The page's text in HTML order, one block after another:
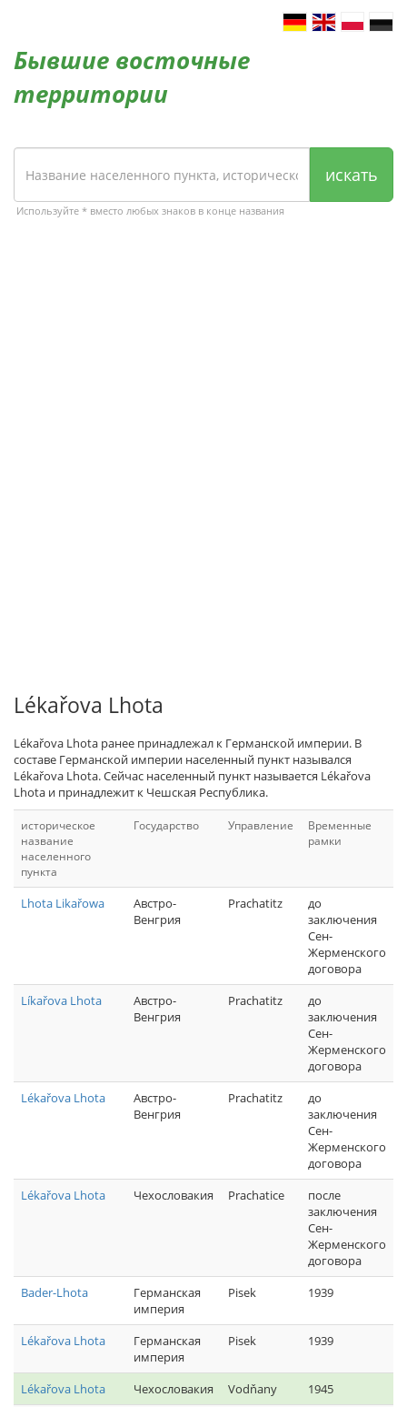
Бывшие восточные
территории
искать
Используйте * вместо любых знаков в конце названия
Lékařova Lhota
Lékařova Lhota ранее принадлежал к Германской империи. В
составе Германской империи населенный пункт назывался
Lékařova Lhota. Сейчас населенный пункт называется Lékařova
Lhota и принадлежит к Чешская Республика.
историческое
название
населенного
пункта
Государство Управление
Временные
рамки
Lhota Likařowa
Австро-
Венгрия
Prachatitz
до
заключения
Сен-
Жерменского
договора
Líkařova Lhota
Австро-
Венгрия
Prachatitz
до
заключения
Сен-
Жерменского
договора
Lékařova Lhota
Австро-
Венгрия
Prachatitz
до
заключения
Сен-
Жерменского
договора
Lékařova Lhota
Чехословакия Prachatice
после
заключения
Сен-
Жерменского
договора
Bader-Lhota
Германская
империя
Pisek 1939
Lékařova Lhota
Германская
империя
Pisek 1939
Lékařova Lhota Чехословакия Vodňany
1945